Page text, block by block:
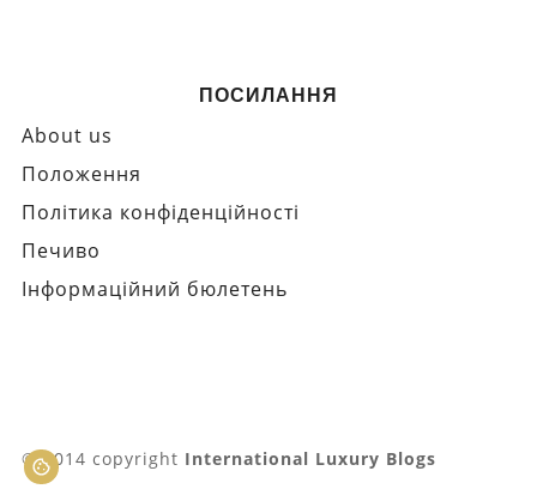
ПОСИЛАННЯ
About us
Положення
Політика конфіденційності
Печиво
Інформаційний бюлетень
© 2014 copyright International Luxury Blogs